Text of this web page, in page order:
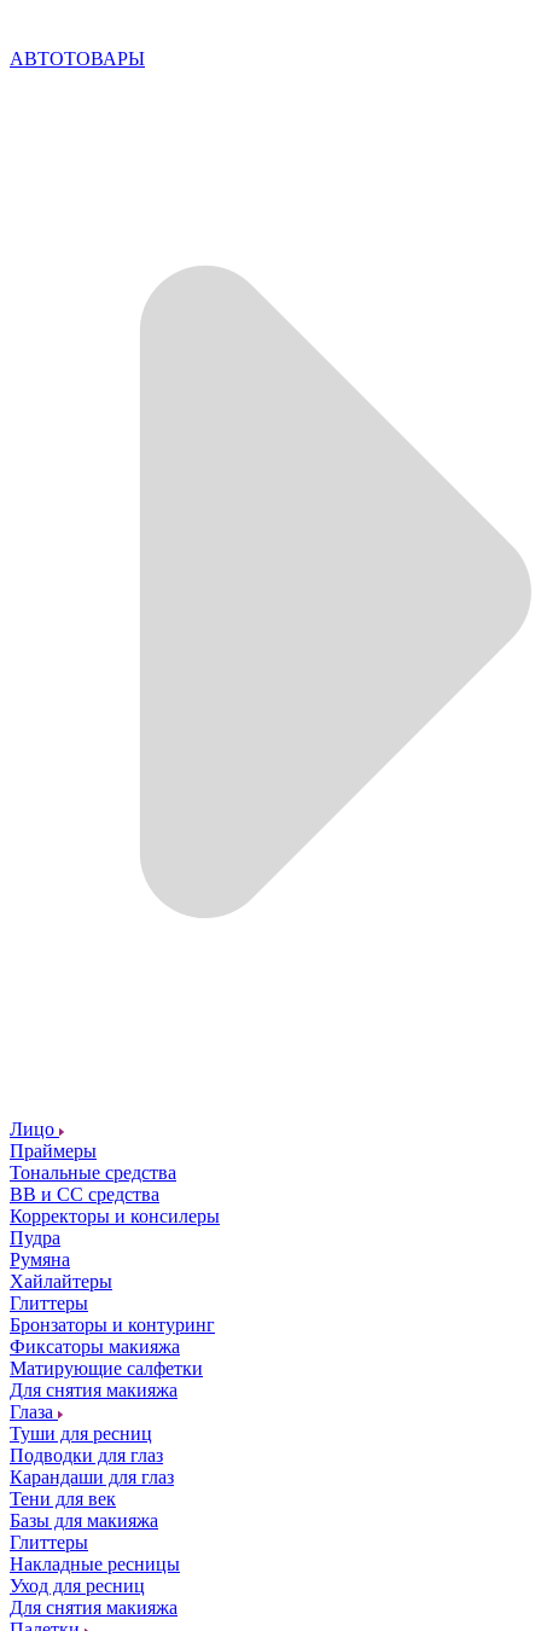
АВТОТОВАРЫ
Лицо
Праймеры
Тональные средства
ВВ и СС средства
Корректоры и консилеры
Пудра
Румяна
Хайлайтеры
Глиттеры
Бронзаторы и контуринг
Фиксаторы макияжа
Матирующие салфетки
Для снятия макияжа
Глаза
Туши для ресниц
Подводки для глаз
Карандаши для глаз
Тени для век
Базы для макияжа
Глиттеры
Накладные ресницы
Уход для ресниц
Для снятия макияжа